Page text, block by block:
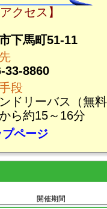
クセス】
下馬町51-11
33-8860
段
ドリーバス（無
ら約15～16分
ページ
開催期間